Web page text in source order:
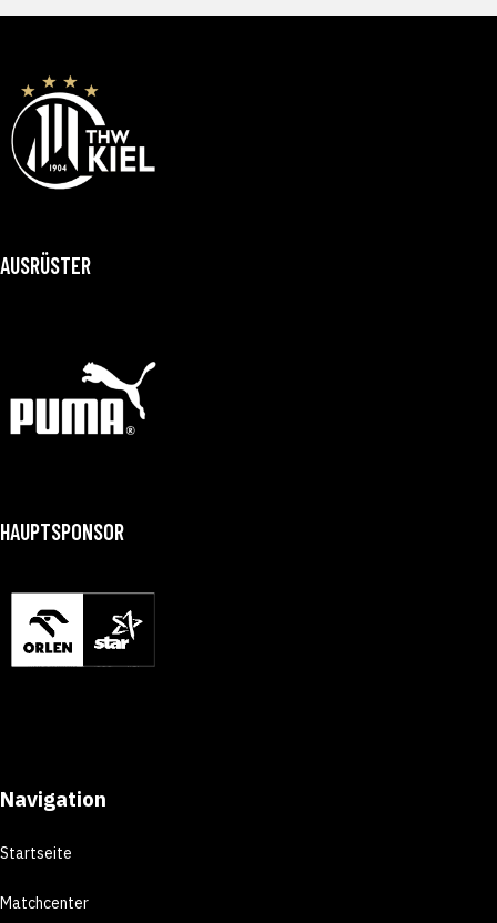
AUSRÜSTER
HAUPTSPONSOR
Navigation
Startseite
Matchcenter